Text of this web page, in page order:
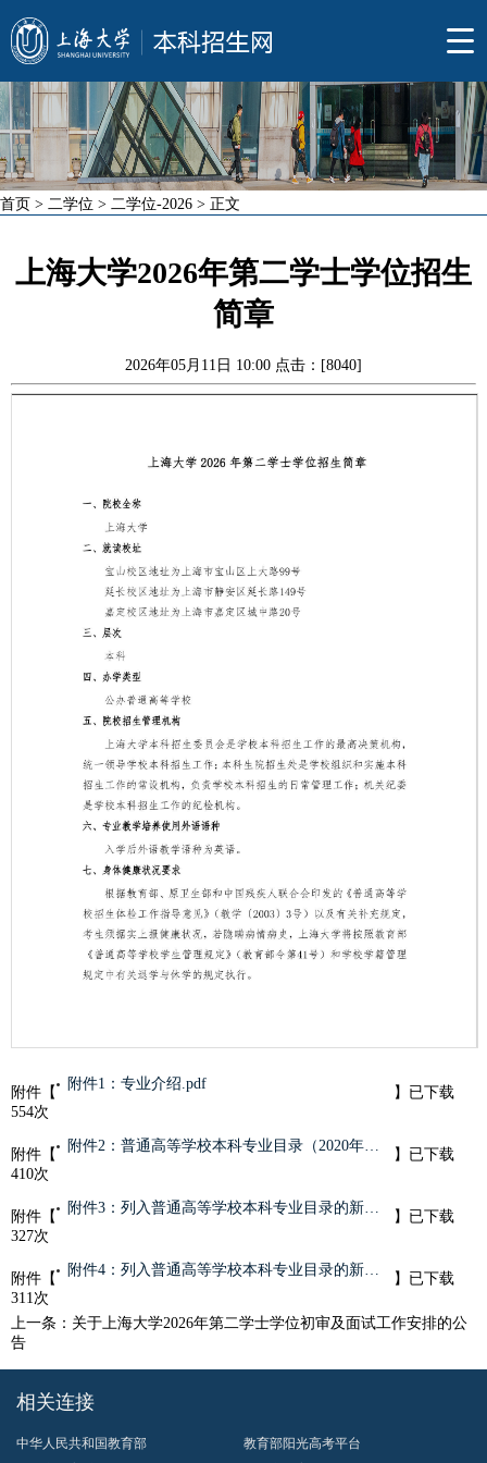
首页 > 二学位 > 二学位-2026 > 正文
上海大学2026年第二学士学位招生
简章
2026年05月11日 10:00 点击：[8040]
附件【
附件1：专业介绍.pdf
】已下载
554次
附件【
】已下载
410次
附件【
】已下载
327次
附件【
】已下载
311 次
上一条： 关于上海大学2026年第二学士学位初审及面试工作安排的公
告
相关连接
中华人民共和国教育部
教育部阳光高考平台